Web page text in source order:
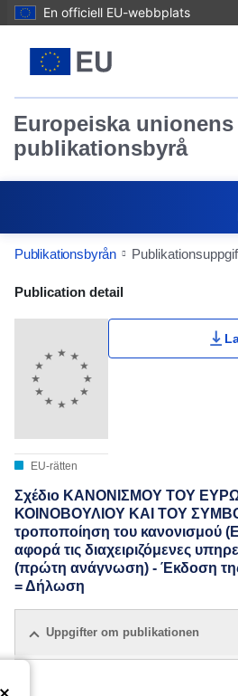
En officiell EU-webbplats
Europeiska unionens
publikationsbyrå
Publikationsbyrån
Publication Detail
Publication detail
EU-rätten
Σχέδιο ΚΑΝΟΝΙΣΜΟΥ ΤΟΥ
ΚΟΙΝΟΒΟΥΛΙΟΥ ΚΑΙ ΤΟΥ
τροποποίηση του κανονισμού
αφορά τις διαχειριζόμενες
(πρώτη ανάγνωση) - Έκδοση
= Δήλωση
Uppgifter om publikationen